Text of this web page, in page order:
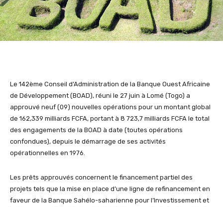
Le 142ème Conseil d’Administration de la Banque Ouest Africaine
de Développement (BOAD), réuni le 27 juin à Lomé (Togo) a
approuvé neuf (09) nouvelles opérations pour un montant global
de 162,339 milliards FCFA, portant à 8 723,7 milliards FCFA le total
des engagements de la BOAD à date (toutes opérations
confondues), depuis le démarrage de ses activités
opérationnelles en 1976.
Les prêts approuvés concernent le financement partiel des
projets tels que la mise en place d’une ligne de refinancement en
faveur de la Banque Sahélo-saharienne pour l’Investissement et